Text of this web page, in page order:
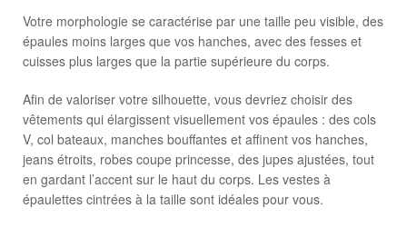
Votre morphologie se caractérise par une taille peu visible, des
épaules moins larges que vos hanches, avec des fesses et
cuisses plus larges que la partie supérieure du corps.
Afin de valoriser votre silhouette, vous devriez choisir des
vêtements qui élargissent visuellement vos épaules : des cols
V, col bateaux, manches bouffantes et affinent vos hanches,
jeans étroits, robes coupe princesse, des jupes ajustées, tout
en gardant l’accent sur le haut du corps. Les vestes à
épaulettes cintrées à la taille sont idéales pour vous.